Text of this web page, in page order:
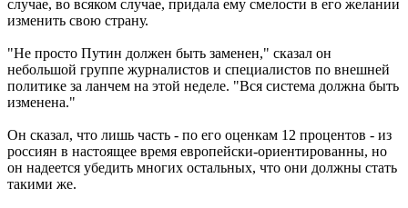
случае, во всяком случае, придала ему смелости в его желании
изменить свою страну.
"Не просто Путин должен быть заменен," сказал он
небольшой группе журналистов и специалистов по внешней
политике за ланчем на этой неделе. "Вся система должна быть
изменена."
Он сказал, что лишь часть - по его оценкам 12 процентов - из
россиян в настоящее время европейски-ориентированны, но
он надеется убедить многих остальных, что они должны стать
такими же.